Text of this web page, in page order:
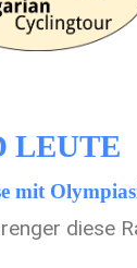
LEUTE
diese